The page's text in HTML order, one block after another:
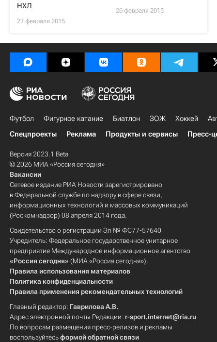
НХЛ
27 февраля 2015
26 февраля 2015
Футбол Фигурное катание Биатлон ЗОЖ Хоккей
Спецпроекты
Реклама Продукты и сервисы Пресс-
Версия 2023.1 Beta
© 2026 МИА «Россия сегодня»
Вакансии
Сетевое издание РИА Новости зарегистрировано
в Федеральной службе по надзору в сфере связи,
информационных технологий и массовых коммуникаций
(Роскомнадзор) 08 апреля 2014 года.
Свидетельство о регистрации Эл № ФС77-57640
Учредитель: Федеральное государственное унитарное
предприятие Международное информационное агентство
«Россия сегодня» (МИА «Россия сегодня»).
Правила использования материалов
Политика конфиденциальности
Правила применения рекомендательных технологий
Главный редактор: Гаврилова А.В.
Адрес электронной почты Редакции: r-sport.internet@ria.ru
По вопросам размещения пресс-релизов и рекламы
воспользуйтесьформой обратной связи